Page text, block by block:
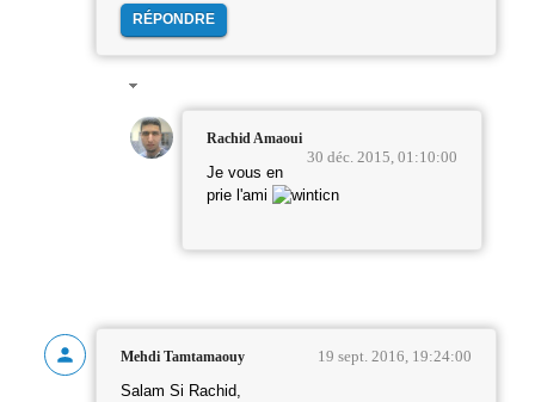
RÉPONDRE
Rachid Amaoui
30 déc. 2015, 01:10:00
Je vous en
prie l'ami
Mehdi Tamtamaouy 19 sept. 2016, 19:24:00
Salam Si Rachid,